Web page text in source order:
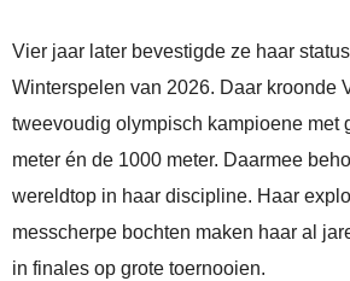
Vier jaar later bevestigde ze haar
Winterspelen van 2026. Daar kroonde
tweevoudig olympisch kampioene met
meter én de 1000 meter. Daarmee
wereldtop in haar discipline. Haar
messcherpe bochten maken haar al
in finales op grote toernooien.